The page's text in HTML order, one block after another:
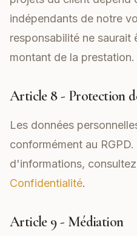
indépendants de notre
responsabilité ne saurait
montant de la prestation.
Article 8 - Protection
Les données
conformément au
d'informations,
Confidentialité.
Article 9 - Médiation